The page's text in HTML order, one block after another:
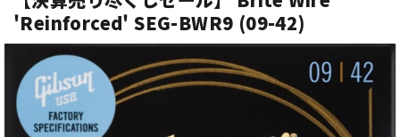
エレキギター
ベース ウクレレ
'Reinforced' SEG-BWR9 (09-42)